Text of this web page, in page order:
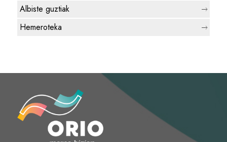
Albiste guztiak
Hemeroteka